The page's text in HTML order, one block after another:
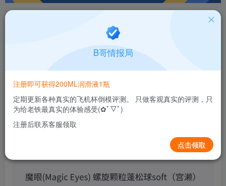
日本Magic Eyes螺旋颗粒蓬松球soft（宫濑）高
刺激名器倒模测评报告
B哥情报局-产品指南针
2个月前更新
0 266 15
魔眼(Magic Eyes) 螺旋颗粒蓬松球soft（宫濑）
B哥情报局
注册即可获得200ML润滑液1瓶
定期更新各种真实的飞机杯倒模评测。 只做客观真实的评测，只
为给老铁最真实的体验感受(✿ﾟ▽ﾟ)
注册后联系客服领取
点击领取